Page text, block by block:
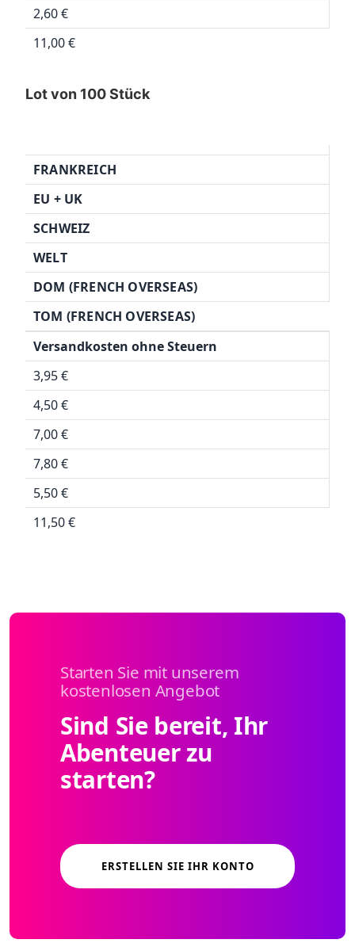
2,60 €
11,00 €
Lot von 100 Stück
FRANKREICH
EU + UK
SCHWEIZ
WELT
DOM (FRENCH OVERSEAS)
TOM (FRENCH OVERSEAS)
Versandkosten ohne Steuern
3,95 €
4,50 €
7,00 €
7,80 €
5,50 €
11,50 €
Starten Sie mit unserem
kostenlosen Angebot
Sind Sie bereit, Ihr
Abenteuer zu
starten?
ERSTELLEN SIE IHR KONTO